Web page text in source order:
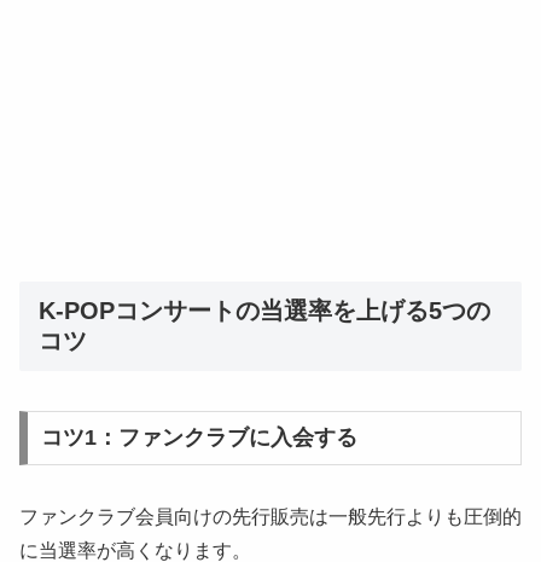
K-POPコンサートの当選率を上げる5つの
コツ
コツ1：ファンクラブに入会する
ファンクラブ会員向けの先行販売は一般先行よりも圧倒的
に当選率が高くなります。